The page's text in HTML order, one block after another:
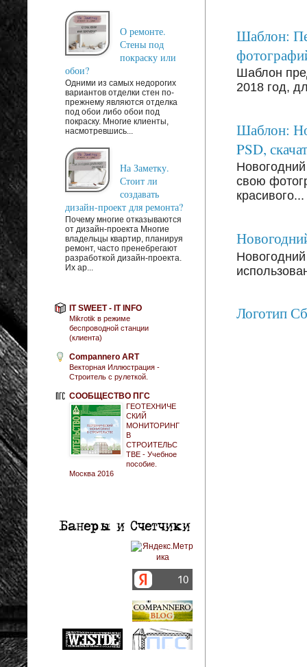
Шаблон:
Шаблон
2018 год,
Шаблон:
PSD,
свою
красивого...
Логотип
О ремонте.
Стены под
покраску или
обои?
Одними из самых недорогих
вариантов отделки стен по-
прежнему являются отделка
под обои либо обои под
покраску. Многие клиенты,
насмотревшись...
На Заметку.
Стоит ли
создавать
дизайн-проект для ремонта?
Почему многие отказываются
от дизайн-проекта Многие
владельцы квартир, планируя
ремонт, часто пренебрегают
разработкой дизайн-проекта.
Их ар...
IT SWEET - IT INFO
Mikrotik в режиме
беспроводной станции
(клиента)
Compannero ART
Векторная Иллюстрация -
Строитель с рулеткой.
СООБЩЕСТВО ПГС
ГЕОТЕХНИЧЕ
СКИЙ
МОНИТОРИНГ
В
СТРОИТЕЛЬС
ТВЕ - Учебное
пособие.
Москва 2016